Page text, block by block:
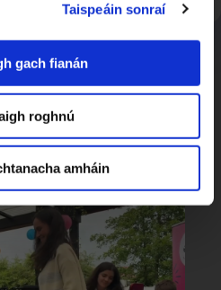
Taispeáin sonraí
gach fianán
roghnú
amháin
Aviva 1:17